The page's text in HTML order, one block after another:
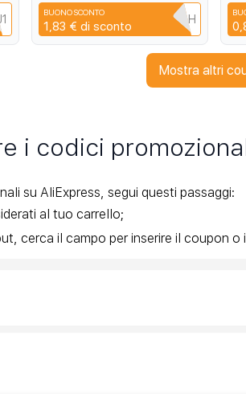
BUONO SCONTO
1,83 € di scontoRD6MS6TJDJBH
Mostra altri
i codici
su AliExpress, segui questi passaggi:
al tuo carrello;
cerca il campo per inserire il coupon